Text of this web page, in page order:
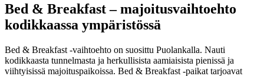
Bed & Breakfast – majoitusvaihtoehto
kodikkaassa ympäristössä
Bed & Breakfast -vaihtoehto on suosittu Puolankalla. Nauti
kodikkaasta tunnelmasta ja herkullisista aamiaisista pienissä ja
viihtyisissä majoituspaikoissa. Bed & Breakfast -paikat tarjoavat